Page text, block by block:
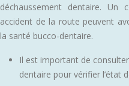
déchaussement dentaire.
accident de la route peuvent
la santé bucco-dentaire.
Il est important de
dentaire pour vérifier l’état